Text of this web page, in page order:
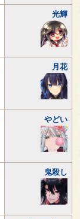
光輝
月花
やどい
鬼殺し